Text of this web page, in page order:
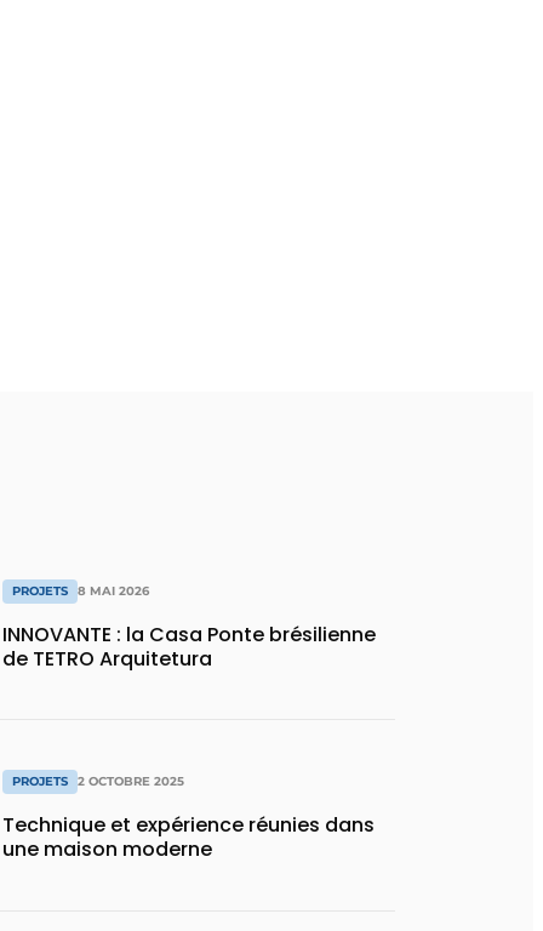
PROJETS 8 MAI 2026
INNOVANTE : la Casa Ponte brésilienne
de TETRO Arquitetura
PROJETS 2 OCTOBRE 2025
Technique et expérience réunies dans
une maison moderne